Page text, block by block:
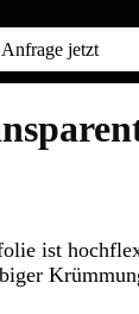
Anfrage jetzt
ist